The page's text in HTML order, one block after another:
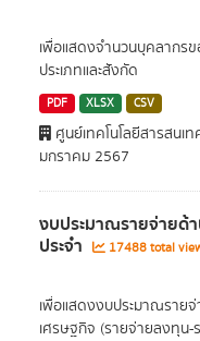
เพื่อแสดงจำนวนบุคลากร
ประเภทและสังกัด
PDF XLSX CSV
ศูนย์เทคโนโลยีสารสนเ
มกราคม 2567
งบประมาณรายจ่ายด้
ประจำ 17488 total
เพื่อแสดงงบประมาณราย
เศรษฐกิจ (รายจ่ายลงทุน-